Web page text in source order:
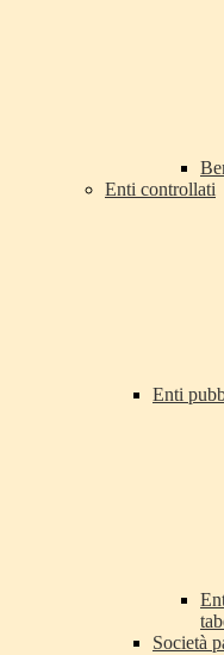
Enti controllati
Enti
Società